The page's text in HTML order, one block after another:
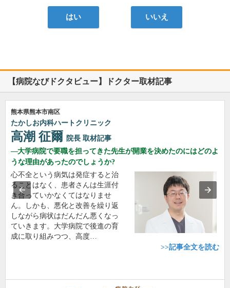
はい いいえ
【病院なびドクタビュー】ドクター取材記事
熊本県熊本市南区
たかしお内科ハートクリニック
高潮 征爾 院長 取材記事
大学病院で要職を担ってきた先生が開業を決めたのにはどのよ
うな理由があったのでしょうか?
心不全という病気は発症すると治
ることはなく、患者さんは生涯付
き合っていかなくてはなりませ
ん。しかも、悪化と改善を繰り返
しながら病状はだんだん悪くなっ
ていきます。大学病院で後進の育
成に取り組みつつ、高度…
>>記事全文を読む